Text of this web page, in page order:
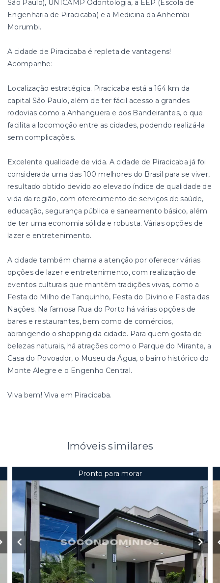
São Paulo), UNICAMP Odontologia, a EEP (Escola de
Engenharia de Piracicaba) e a Medicina da Anhembi
Morumbi.
A cidade de Piracicaba é repleta de vantagens!
Acompanhe:
Localização estratégica. Piracicaba está a 164 km da
capital São Paulo, além de ter fácil acesso a grandes
rodovias como a Anhanguera e dos Bandeirantes, o que
facilita a locomoção entre as cidades, podendo realizá-la
sem complicações.
Excelente qualidade de vida. A cidade de Piracicaba já foi
considerada uma das 100 melhores do Brasil para se viver,
resultado obtido devido ao elevado índice de qualidade de
vida da região, com oferecimento de serviços de saúde,
educação, segurança pública e saneamento básico, além
de ter uma economia sólida e robusta. Várias opções de
lazer e entretenimento.
A cidade também chama a atenção por oferecer várias
opções de lazer e entretenimento, com realização de
eventos culturais que mantêm tradições vivas, como a
Festa do Milho de Tanquinho, Festa do Divino e Festa das
Nações. Na famosa Rua do Porto há várias opções de
bares e restaurantes, bem como de comércios,
abrangendo o shopping da cidade. Para quem gosta de
belezas naturais, há atrações como o Parque do Mirante, a
Casa do Povoador, o Museu da Água, o bairro histórico do
Monte Alegre e o Engenho Central.
Viva bem! Viva em Piracicaba.
Imóveis similares
Pronto para morar